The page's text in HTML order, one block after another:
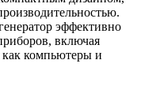
эффективно
включая
как компьютеры и